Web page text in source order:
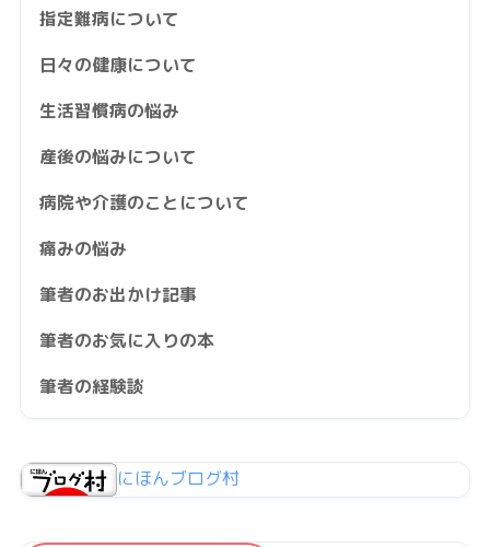
指定難病について
日々の健康について
生活習慣病の悩み
産後の悩みについて
病院や介護のことについて
痛みの悩み
筆者のお出かけ記事
筆者のお気に入りの本
筆者の経験談
にほんブログ村